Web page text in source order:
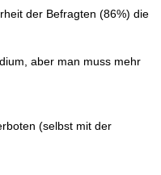
der Befragten (86%) die
aber man muss mehr
(selbst mit der